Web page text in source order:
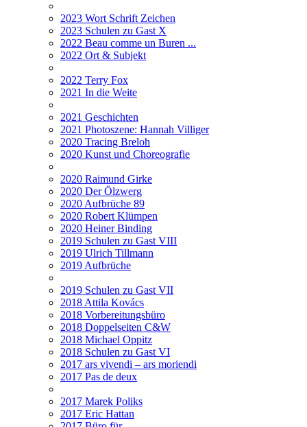
2023 Wort Schrift Zeichen
2023 Schulen zu Gast X
2022 Beau comme un Buren ...
2022 Ort & Subjekt
2022 Terry Fox
2021 In die Weite
2021 Geschichten
2021 Photoszene: Hannah Villiger
2020 Tracing Breloh
2020 Kunst und Choreografie
2020 Raimund Girke
2020 Der Ölzwerg
2020 Aufbrüche 89
2020 Robert Klümpen
2020 Heiner Binding
2019 Schulen zu Gast VIII
2019 Ulrich Tillmann
2019 Aufbrüche
2019 Schulen zu Gast VII
2018 Attila Kovács
2018 Vorbereitungsbüro
2018 Doppelseiten C&W
2018 Michael Oppitz
2018 Schulen zu Gast VI
2017 ars vivendi – ars moriendi
2017 Pas de deux
2017 Marek Poliks
2017 Eric Hattan